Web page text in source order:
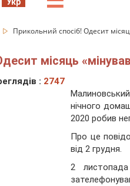
Прикольний спосіб! Одесит
місяць
: 2747
нічного
2020 робив
Про це
від 2 грудня.
2